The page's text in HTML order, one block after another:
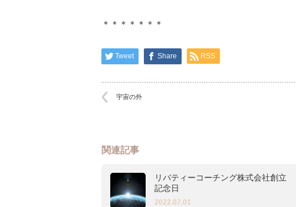
＊＊＊＊＊＊＊
Tweet Share RSS
宇宙の外
関連記事
リバティーコーチング株式会社創立
記念日
2022.07.01